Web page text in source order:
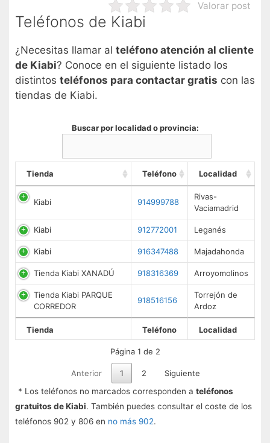
Valorar post
Teléfonos de Kiabi
¿Necesitas llamar al teléfono atención al cliente
de Kiabi? Conoce en el siguiente listado los
distintos teléfonos para contactar gratis con las
tiendas de Kiabi.
Buscar por localidad o provincia:
Tienda Teléfono Localidad
Kiabi 914999788
Rivas-
Vaciamadrid
Kiabi 912772001 Leganés
Kiabi 916347488 Majadahonda
Tienda Kiabi XANADÚ 918316369 Arroyomolinos
Tienda Kiabi PARQUE
CORREDOR
918516156
Torrejón de
Ardoz
Tienda Teléfono Localidad
Página 1 de 2
Anterior 1 2
Siguiente
* Los teléfonos no marcados corresponden a teléfonos
gratuitos de Kiabi. También puedes consultar el coste de los
teléfonos 902 y 806 en no más 902.